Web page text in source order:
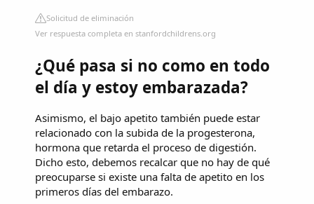
Solicitud de eliminación
Ver respuesta completa en stanfordchildrens.org
¿Qué pasa si no como en todo
el día y estoy embarazada?
Asimismo, el bajo apetito también puede estar
relacionado con la subida de la progesterona,
hormona que retarda el proceso de digestión.
Dicho esto, debemos recalcar que no hay de qué
preocuparse si existe una falta de apetito en los
primeros días del embarazo.